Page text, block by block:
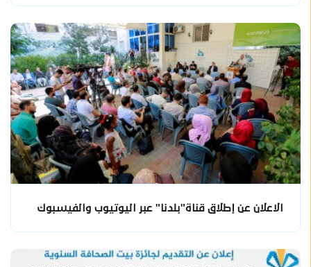
الاعلان عن إطلاق قناة"بلدنا" عبر اليوتيوب والفيسبوك